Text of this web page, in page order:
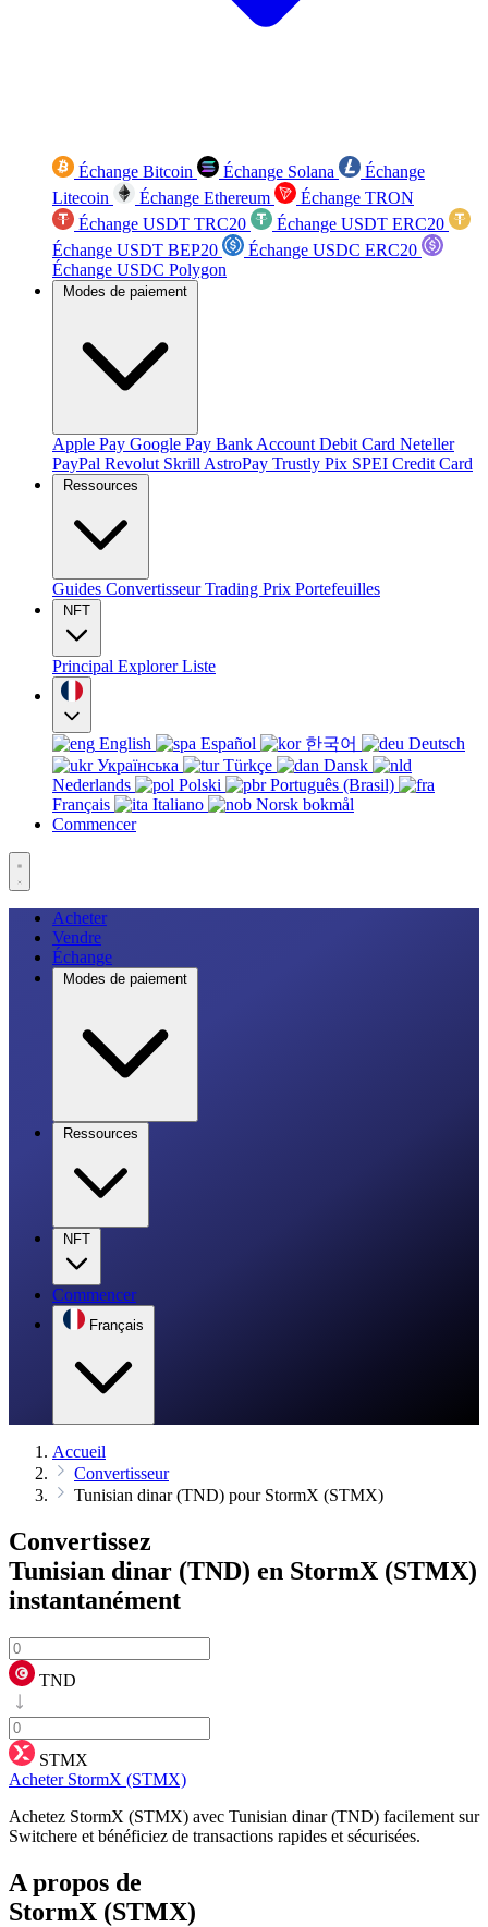
Échange Bitcoin Échange Solana
Échange
Litecoin
Échange Ethereum
Échange TRON
Échange USDT TRC20
Échange USDT ERC20
Échange USDT BEP20
Échange USDC ERC20
Échange USDC Polygon
Modes de paiement
Apple Pay Google Pay Bank Account Debit Card Neteller
PayPal Revolut Skrill AstroPay Trustly Pix SPEI Credit Card
Ressources
Guides ConvertisseurTrading Prix Portefeuilles
NFT
Principal ExplorerListe
English Español 한국어
Deutsch
Українська
Türkçe
Dansk
Nederlands
Polski
Português (Brasil)
Français
Italiano
Norsk bokmål
Commencer
Acheter
Vendre
Échange
Modes de paiement
Ressources
NFT
Commencer
Français
Accueil
Convertisseur
Tunisian dinar (TND) pour StormX (STMX)
Convertissez
Tunisian dinar (TND) en StormX (STMX)
instantanément
TND
STMX
Acheter StormX (STMX)
Achetez StormX (STMX) avec Tunisian dinar (TND) facilement sur
Switchere et bénéficiez de transactions rapides et sécurisées.
A propos de
StormX (STMX)